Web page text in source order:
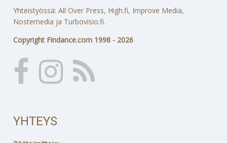
Yhteistyössä: All Over Press, High.fi, Improve Media,
Nostemedia ja Turbovisio.fi.
Copyright Findance.com 1998 - 2026
YHTEYS